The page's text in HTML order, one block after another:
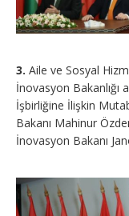
3. Aile ve Sosyal
İnovasyon Bakanlığı
İşbirliğine İlişkin
Bakanı Mahinur
İnovasyon Bakanı